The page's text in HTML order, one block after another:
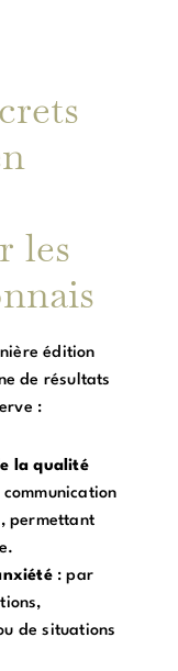
les
édition
de résultats
:
la qualité
communication
permettant
: par
de situations